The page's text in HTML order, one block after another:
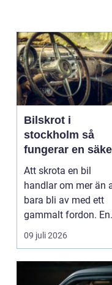
Bilskrot i
stockholm så
fungerar en
och miljövänlig
skrotning
Att skrota en bil
handlar om mer än
bara bli av med ett
gammalt fordon. En
genomtänkt
09 juli 2026